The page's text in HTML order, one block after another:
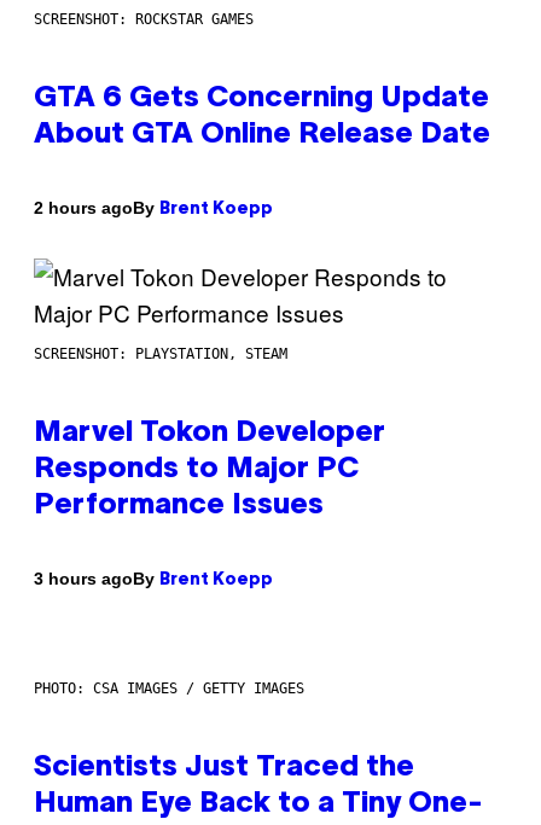
SCREENSHOT: ROCKSTAR GAMES
GTA 6 Gets Concerning Update
About GTA Online Release Date
2 hours agoBy Brent Koepp
SCREENSHOT: PLAYSTATION, STEAM
Marvel Tokon Developer
Responds to Major PC
Performance Issues
3 hours agoBy Brent Koepp
PHOTO: CSA IMAGES / GETTY IMAGES
Scientists Just Traced the
Human Eye Back to a Tiny One-